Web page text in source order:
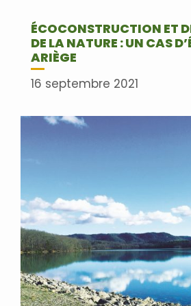
ÉCOCONSTRUCTION ET
DE LA NATURE : UN CAS
ARIÈGE
16 septembre 2021